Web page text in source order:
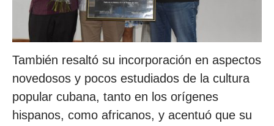
También resaltó su incorporación en aspectos
novedosos y pocos estudiados de la cultura
popular cubana, tanto en los orígenes
hispanos, como africanos, y acentuó que su